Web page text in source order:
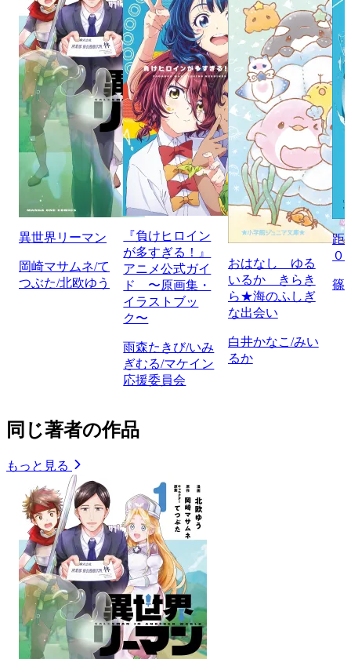
異世界リーマン
岡崎マサムネ/て
つぶた/北欧ゆう
『負けヒロイン
が多すぎる！』
アニメ公式ガイ
ド 〜原画集・
イラストブッ
ク〜
雨森たきび/いみ
ぎむる/マケイン
応援委員会
おはなし ゆる
いるか きらき
ら★海のふしぎ
な出会い
白井かなこ/みい
るか
距
０
篠
同じ著者の作品
もっと見る